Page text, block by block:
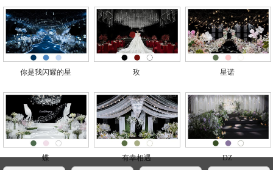
你是我闪耀的星 玫 星诺
蝶 有幸相遇 DZ